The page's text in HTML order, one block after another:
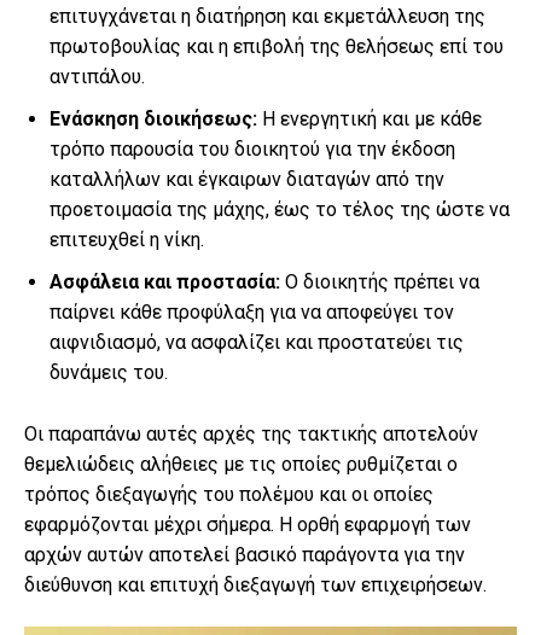
επιτυγχάνεται η διατήρηση και εκμετάλλευση της
πρωτοβουλίας και η επιβολή της θελήσεως επί του
αντιπάλου.
Ενάσκηση διοικήσεως: Η ενεργητική και με κάθε
τρόπο παρουσία του διοικητού για την έκδοση
καταλλήλων και έγκαιρων διαταγών από την
προετοιμασία της μάχης, έως το τέλος της ώστε να
επιτευχθεί η νίκη.
Ασφάλεια και προστασία: Ο διοικητής πρέπει να
παίρνει κάθε προφύλαξη για να αποφεύγει τον
αιφνιδιασμό, να ασφαλίζει και προστατεύει τις
δυνάμεις του.
Οι παραπάνω αυτές αρχές της τακτικής αποτελούν
θεμελιώδεις αλήθειες με τις οποίες ρυθμίζεται ο
τρόπος διεξαγωγής του πολέμου και οι οποίες
εφαρμόζονται μέχρι σήμερα. Η ορθή εφαρμογή των
αρχών αυτών αποτελεί βασικό παράγοντα για την
διεύθυνση και επιτυχή διεξαγωγή των επιχειρήσεων.